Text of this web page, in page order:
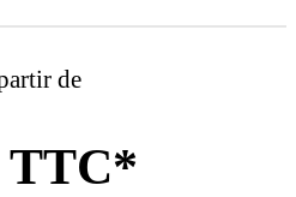
de
TTC*